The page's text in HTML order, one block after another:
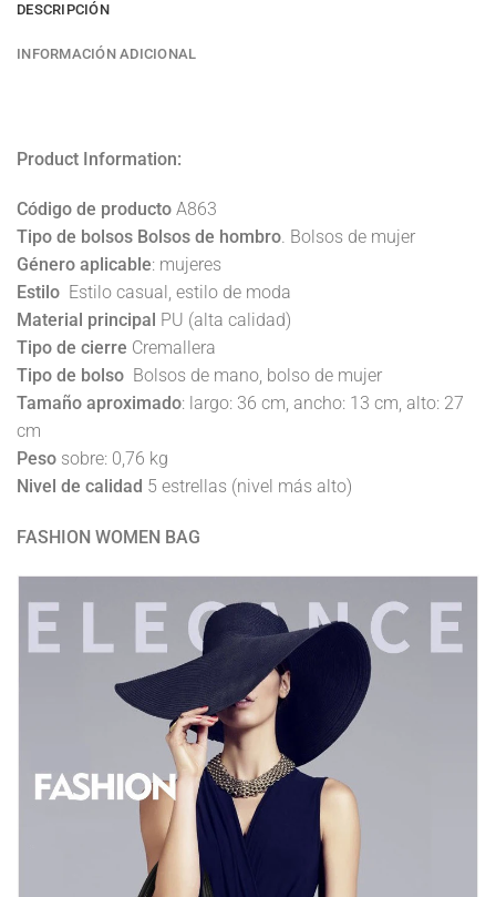
DESCRIPCIÓN
INFORMACIÓN ADICIONAL
Product Information:
Código de producto A863
Tipo de bolsos Bolsos de hombro. Bolsos de mujer
Género aplicable: mujeres
Estilo Estilo casual, estilo de moda
Material principal PU (alta calidad)
Tipo de cierre Cremallera
Tipo de bolso Bolsos de mano, bolso de mujer
Tamaño aproximado: largo: 36 cm, ancho: 13 cm, alto: 27
cm
Peso sobre: ​​0,76 kg
Nivel de calidad 5 estrellas (nivel más alto)
FASHION WOMEN BAG